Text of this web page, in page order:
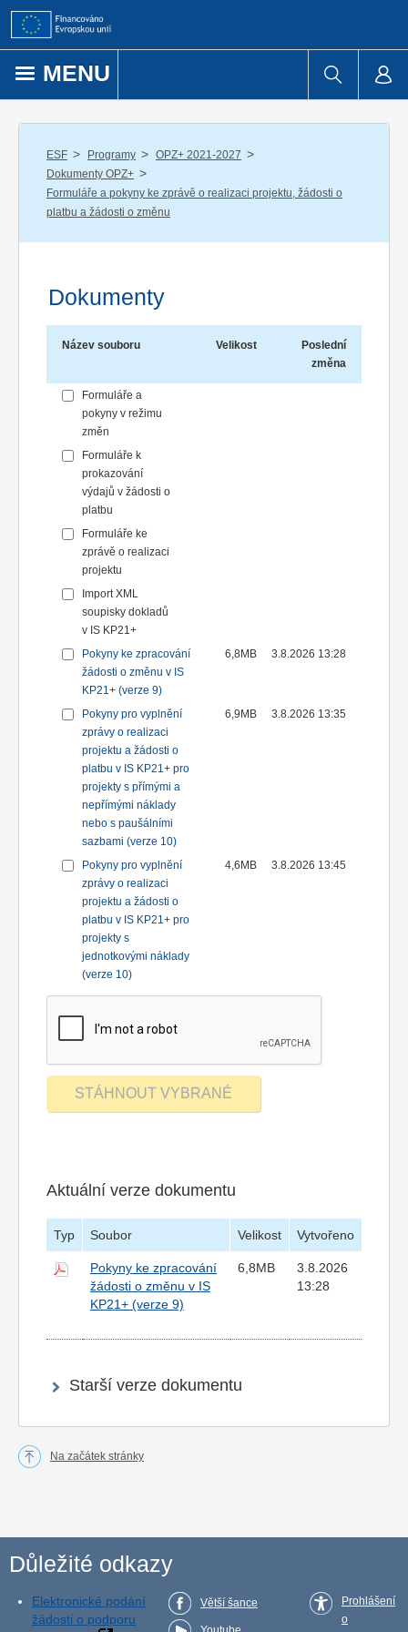
Přejít k obsahu
MENU
ESF / Programy / OPZ+ 2021-2027 /
Dokumenty OPZ+ /
Formuláře a pokyny ke zprávě o realizaci projektu, žádosti o
platbu a žádosti o změnu
Dokumenty
Název souboru Velikost
Poslední
změna
Formuláře a
pokyny v režimu
změn
Formuláře k
prokazování
výdajů v žádosti o
platbu
Formuláře ke
zprávě o realizaci
projektu
Import XML
soupisky dokladů
v IS KP21+
Pokyny ke zpracování
žádosti o změnu v IS
KP21+ (verze 9)
6,8MB 3.8.2026 13:28
Pokyny pro vyplnění
zprávy o realizaci
projektu a žádosti o
platbu v IS KP21+ pro
projekty s přímými a
nepřímými náklady
nebo s paušálními
sazbami (verze 10)
6,9MB 3.8.2026 13:35
Pokyny pro vyplnění
zprávy o realizaci
projektu a žádosti o
platbu v IS KP21+ pro
projekty s
jednotkovými náklady
(verze 10)
4,6MB 3.8.2026 13:45
Aktuální verze dokumentu
Typ Soubor Velikost Vytvořeno
Pokyny ke zpracování
žádosti o změnu v IS
KP21+ (verze 9)
6,8MB
3.8.2026
13:28
Starší verze dokumentu
Na začátek stránky
Důležité odkazy
Elektronické podání
žádosti o podporu
Větší šance
Prohlášení
o